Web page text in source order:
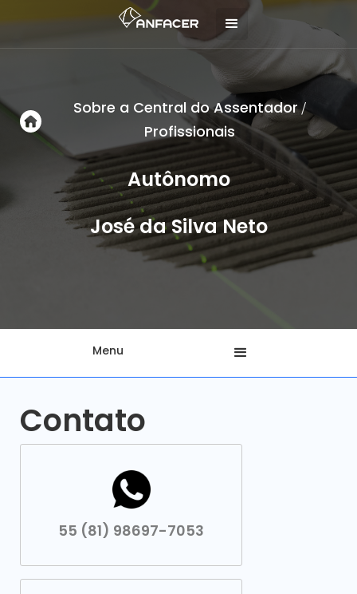
Sobre a Central do Assentador/
Profissionais
Autônomo
José da Silva Neto
Menu
Contato
55 (81) 98697-7053